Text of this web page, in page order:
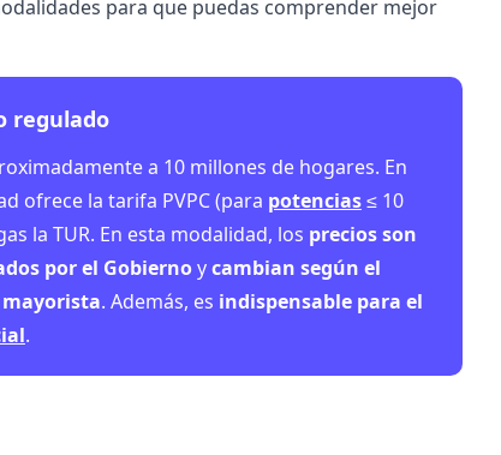
para que puedas comprender mejor
regulado
a 10 millones de hogares. En
ofrece la tarifa PVPC (para potencias≤ 10
la TUR. En esta modalidad, los precios son
por el Gobiernoycambian según el
. Además, es indispensable para el
.